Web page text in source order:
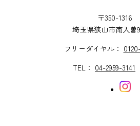
〒350-1316
埼玉県狭山市南入曽
フリーダイヤル：
TEL： 04-2959-3141